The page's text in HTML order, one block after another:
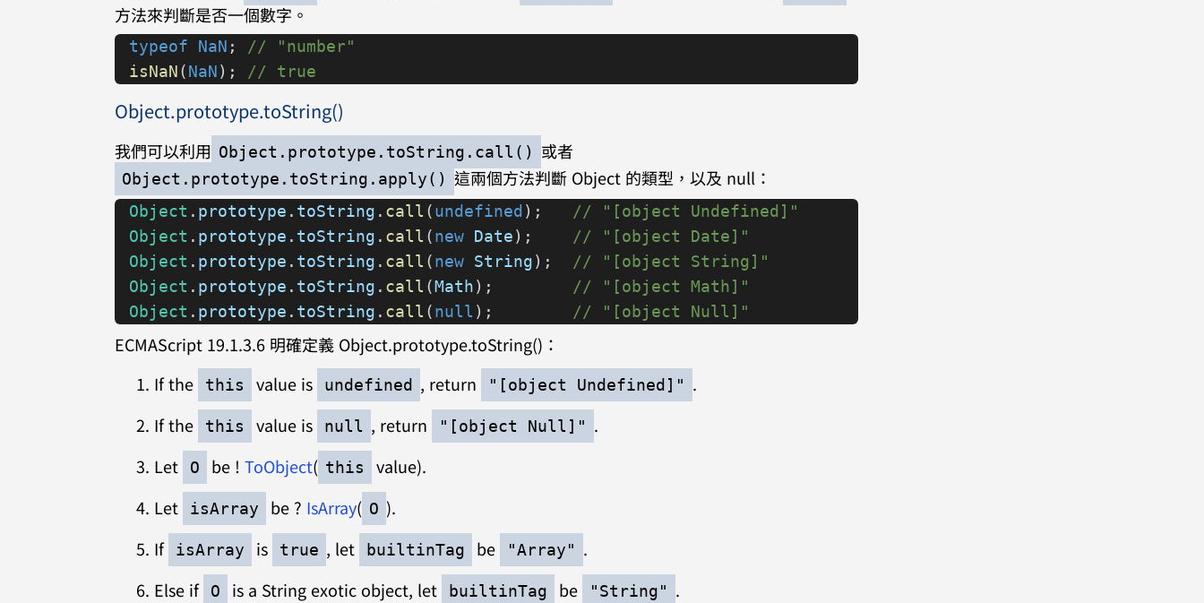
方法來判斷是否一個數字。
typeof NaN ; // "number"
isNaN(NaN); // true
Object.prototype.toString()
我們可以利用 Object.prototype.toString.call() 或者
Object.prototype.toString.apply() 這兩個方法判斷 Object 的類型，以及 null：
Object . prototype . toString . call (undefined ); // "[object Undefined]"
Object . prototype . toString . call (new Date); // "[object Date]"
Object . prototype . toString . call (new String); // "[object String]"
Object . prototype . toString . call (Math); // "[object Math]"
Object . prototype . toString . call (null ); // "[object Null]"
ECMAScript 19.1.3.6 明確定義 Object.prototype.toString()：
If the
this value is undefined , return "[object Undefined]" .
If the
this value is null , return "[object Null]" .
Let
O be ! ToObject( this
value).
Let
isArray be ? IsArray( O ).
If
isArray is true , let builtinTag be "Array" .
Else if
O is a String exotic object, let builtinTag be "String" .